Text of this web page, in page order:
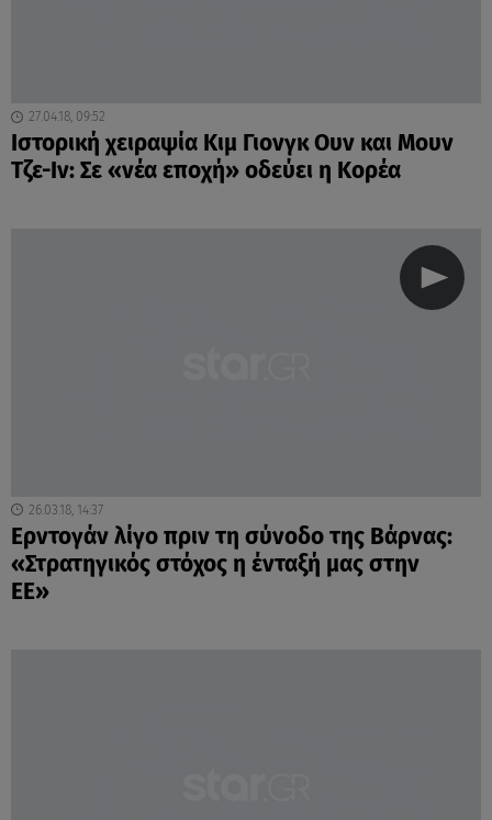
27.04.18, 09:52
Ιστορική χειραψία Κιμ Γιονγκ Ουν και Μουν
Τζε-Iν: Σε «νέα εποχή» οδεύει η Κορέα
26.03.18, 14:37
Ερντογάν λίγο πριν τη σύνοδο της Βάρνας:
«Στρατηγικός στόχος η ένταξή μας στην
ΕΕ»